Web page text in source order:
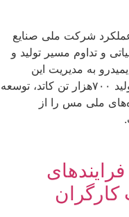
عملکرد شرکت ملی صنایع
و تداوم مسیر تولید و
به مدیریت این
شرکت تأکید کرد و تحقق اهدافی چون تولید ۷۰۰هزار تن کاتد، توسعه
ملی مس را از
فرایندهای